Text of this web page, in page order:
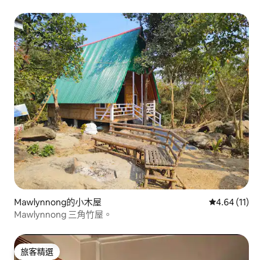
Mawlynnong的小木屋 從 11 則評價
4.64 (11)
Mawlynnong 三角竹屋。
旅客精選
旅客精選